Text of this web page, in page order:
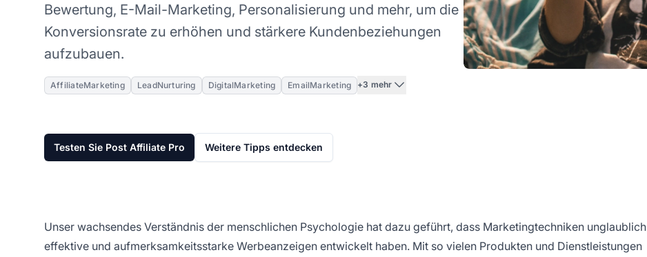
Bewertung, E-Mail-Marketing, Personalisierung und mehr, um die
Konversionsrate zu erhöhen und stärkere Kundenbeziehungen
aufzubauen.
AffiliateMarketing LeadNurturing DigitalMarketing EmailMarketing +3 mehr
Testen Sie Post Affiliate Pro Weitere Tipps entdecken
Unser wachsendes Verständnis der menschlichen Psychologie hat dazu geführt, dass Marketingtechniken unglaublich
effektive und aufmerksamkeitsstarke Werbeanzeigen entwickelt haben. Mit so vielen Produkten und Dienstleistungen